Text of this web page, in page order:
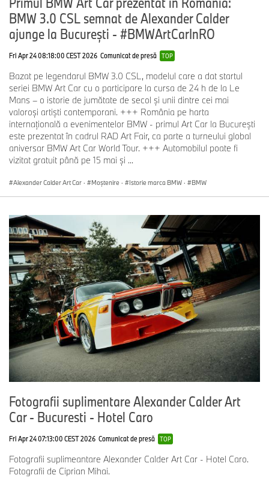
BMW 3.0 CSL semnat de Alexander Calder
ajunge la București - #BMWArtCarInRO
Fri Apr 24 08:18:00 CEST 2026 Comunicat de presă TOP
Bazat pe legendarul BMW 3.0 CSL, modelul care a dat startul
seriei BMW Art Car cu o participare la cursa de 24 h de la Le
Mans – o istorie de jumătate de secol și unii dintre cei mai
valoroși artiști contemporani. +++ România pe harta
internațională a evenimentelor BMW - primul Art Car la București
este prezentat în cadrul RAD Art Fair, ca parte a turneului global
aniversar BMW Art Car World Tour. +++ Automobilul poate fi
vizitat gratuit până pe 15 mai și ...
Alexander Calder Art Car · Moștenire · Istorie marca BMW · BMW
Fotografii suplimentare Alexander Calder Art
Car - Bucuresti - Hotel Caro
Fri Apr 24 07:13:00 CEST 2026 Comunicat de presă TOP
Fotografii suplimeantare Alexander Calder Art Car - Hotel Caro.
Fotografii de Ciprian Mihai.